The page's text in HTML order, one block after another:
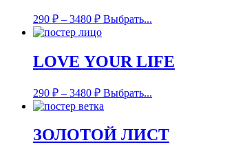
290 ₽ – 3480 ₽ Выбрать...
LOVE YOUR LIFE
290 ₽ – 3480 ₽ Выбрать...
ЗОЛОТОЙ ЛИСТ